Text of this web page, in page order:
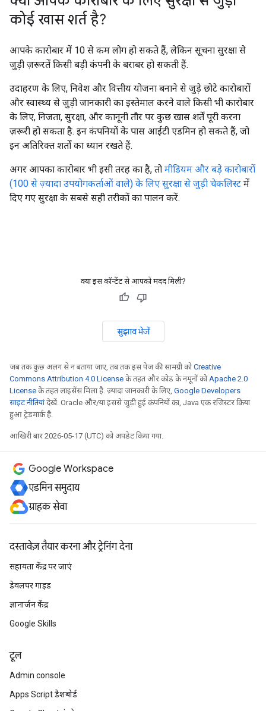
कोई खास शर्त है?
आपके कारोबार में 10 से कम लोग हो सकते हैं, लेकिन सूचना सुरक्षा से
जुड़ी ज़रूरतें किसी बड़ी कंपनी के बराबर हो सकती हैं.
उदाहरण के लिए, निवेश और वित्तीय योजना बनाने से जुड़े छोटे कारोबारों
और स्वास्थ्य से जुड़ी जानकारी का इस्तेमाल करने वाले किसी भी कारोबार
के लिए, निजता, सुरक्षा, और कानूनी तौर पर कुछ खास शर्तें पूरी करना
ज़रूरी हो सकता है. इन कंपनियों के पास आईटी एडमिन हो सकते हैं, जो
इन अतिरिक्त शर्तों का ध्यान रखते हैं.
अगर आपका कारोबार भी इसी तरह का है, तो मीडियम और बड़े कारोबारों
(100 से ज़्यादा उपयोगकर्ताओं वाले) के लिए सुरक्षा से जुड़ी चेकलिस्ट में
दिए गए सुरक्षा के सबसे सही तरीकों का पालन करें.
क्या इस कॉन्टेंट से आपको मदद मिली?
सुझाव भेजें
जब तक कुछ अलग से न बताया जाए, तब तक इस पेज की सामग्री कोCreative
Commons Attribution 4.0 License के तहत और कोड के नमूनों कोApache 2.0
License के तहत लाइसेंस मिला है. ज़्यादा जानकारी के लिए, Google Developers
साइट नीतियांदेखें. Oracle और/या इससे जुड़ी हुई कंपनियों का, Java एक रजिस्टर किया
हुआ ट्रेडमार्क है.
आखिरी बार 2026-05-17 (UTC) को अपडेट किया गया.
Google Workspace
एडमिन समुदाय
ग्राहक सेवा
दस्तावेज़ तैयार करना और ट्रेनिंग देना
सहायता केंद्र पर जाएं
डेवलपर गाइड
ज्ञानार्जन केंद्र
Google Skills
टूल
Admin console
Apps Script डैशबोर्ड